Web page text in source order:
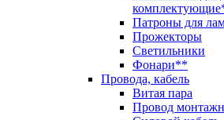
Патроны для
Прожекторы
Светильники
Фонари**
Провода, кабель
Витая пара
Провод